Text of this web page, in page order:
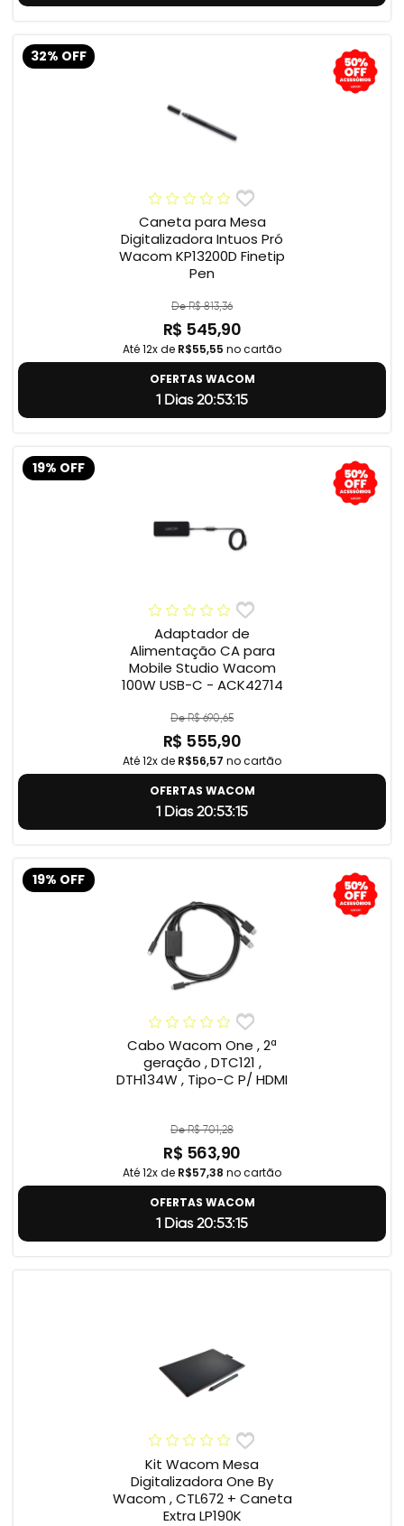
32% OFF
Caneta para Mesa
Digitalizadora Intuos Pró
Wacom KP13200D Finetip
Pen
De R$ 813,36
R$ 545,90
Até 12x de R$55,55 no cartão
OFERTAS WACOM
1 Dias 20:53:14
19% OFF
Adaptador de
Alimentação CA para
Mobile Studio Wacom
100W USB-C - ACK42714
De R$ 690,65
R$ 555,90
Até 12x de R$56,57 no cartão
OFERTAS WACOM
1 Dias 20:53:14
19% OFF
Cabo Wacom One , 2ª
geração , DTC121 ,
DTH134W , Tipo-C P/ HDMI
De R$ 701,28
R$ 563,90
Até 12x de R$57,38 no cartão
OFERTAS WACOM
1 Dias 20:53:14
Kit Wacom Mesa
Digitalizadora One By
Wacom , CTL672 + Caneta
Extra LP190K